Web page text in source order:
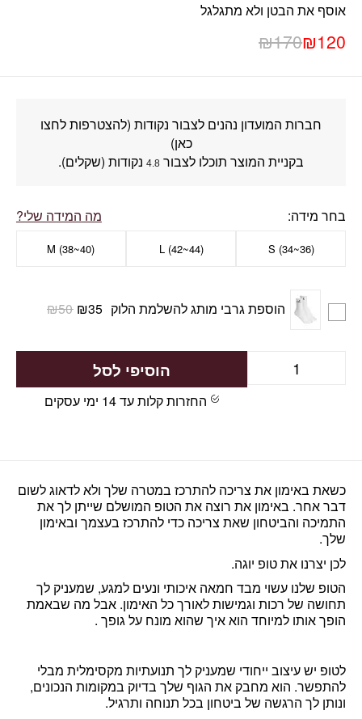
אוסף את הבטן ולא מתגלגל
₪170₪120
כשאת באימון את צריכה להתרכז במטרה שלך ולא לדאוג לשום
דבר אחר. באימון את רוצה את הטופ המושלם שייתן לך את
התמיכה והביטחון שאת צריכה כדי להתרכז בעצמך ובאימון
שלך.
לכן יצרנו את טופ יוגה.
הטופ שלנו עשוי מבד חמאה איכותי ונעים למגע, שמעניק לך
תחושה של רכות וגמישות לאורך כל האימון. אבל מה שבאמת
הופך אותו למיוחד הוא איך שהוא מונח על גופך .
לטופ יש עיצוב ייחודי שמעניק לך תנועתיות מקסימלית מבלי
להתפשר. הוא מחבק את הגוף שלך בדיוק במקומות הנכונים,
ונותן לך הרגשה של ביטחון בכל תנוחה ותרגיל.
בחר מידה מה המידה שלי?
(S (34~36
L (42~44)
M (38~40)
הוספת גרבי מותג להשלמת הלוק ₪50 ₪35
הוסיפי לסל
החזרות קלות עד 14 ימי עסקים
חברות המועדון נהנים לצבור נקודות (להצטרפות לחצו
כאן)
בקניית המוצר תוכלו לצבור 4.8 נקודות (שקלים).